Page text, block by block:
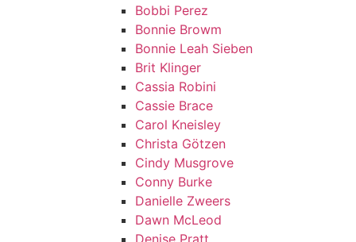
Bobbi Perez
Bonnie Browm
Bonnie Leah Sieben
Brit Klinger
Cassia Robini
Cassie Brace
Carol Kneisley
Christa Götzen
Cindy Musgrove
Conny Burke
Danielle Zweers
Dawn McLeod
Denise Pratt